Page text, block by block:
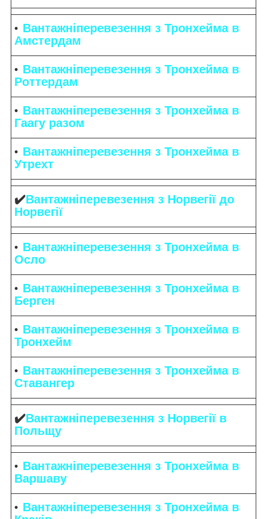
Вантажніперевезення з Тронхейма в
Амстердам
Вантажніперевезення з Тронхейма в
Роттердам
Вантажніперевезення з Тронхейма в
Гаагу разом
Вантажніперевезення з Тронхейма в
Утрехт
✔️Вантажніперевезення з Норвегії до
Норвегії
Вантажніперевезення з Тронхейма в
Осло
Вантажніперевезення з Тронхейма в
Берген
Вантажніперевезення з Тронхейма в
Тронхейм
Вантажніперевезення з Тронхейма в
Ставангер
✔️Вантажніперевезення з Норвегії в
Польщу
Вантажніперевезення з Тронхейма в
Варшаву
Вантажніперевезення з Тронхейма в